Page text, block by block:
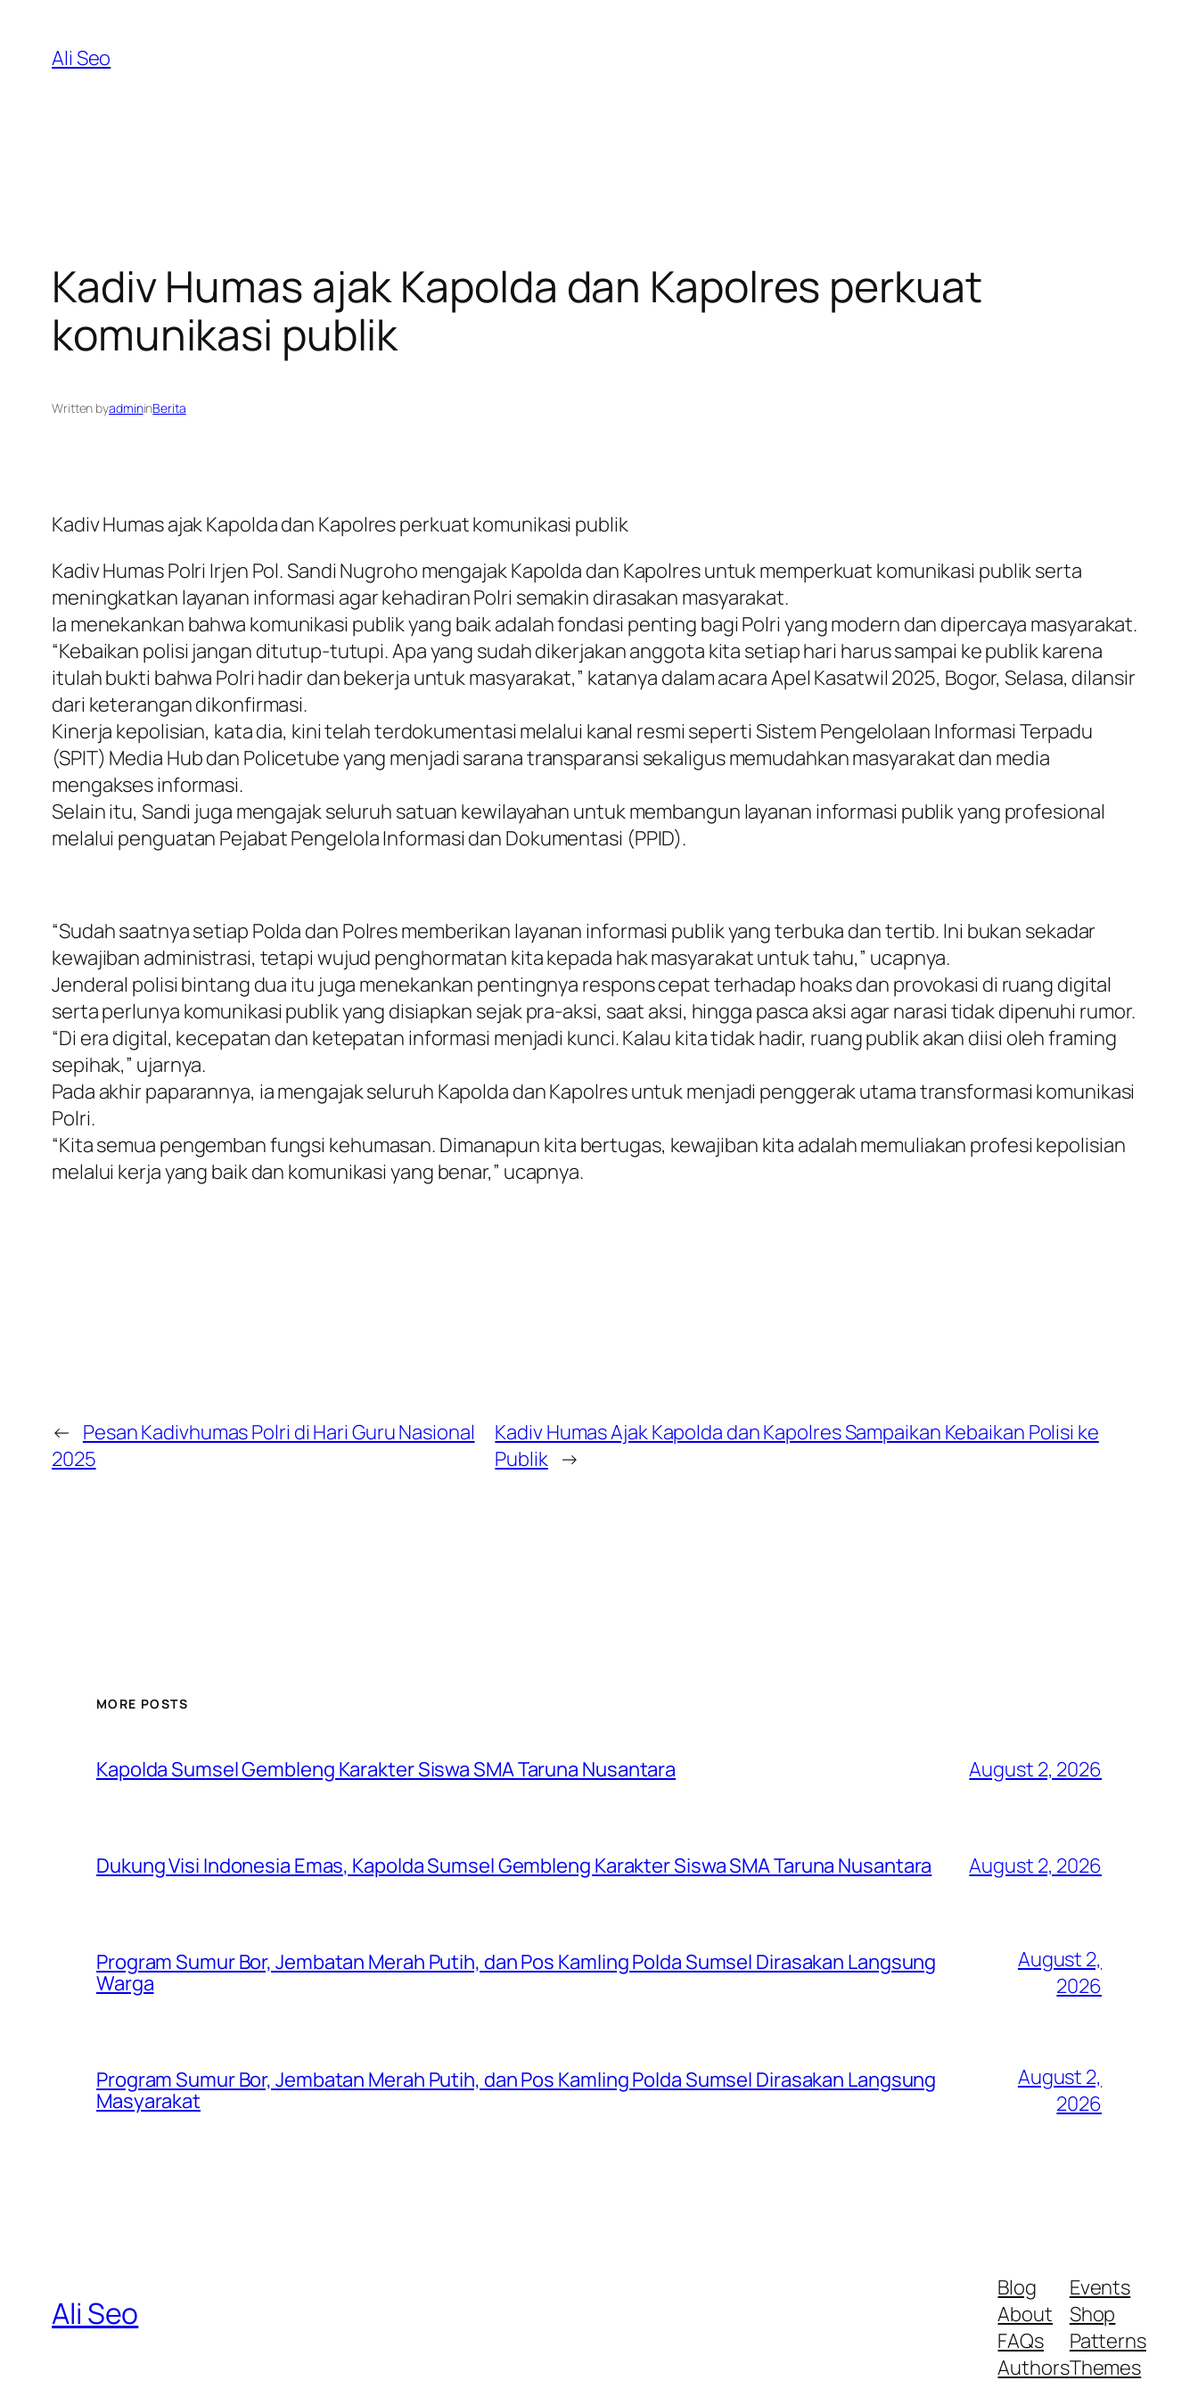
content
Ali Seo
Kadiv Humas ajak Kapolda dan Kapolres perkuat
komunikasi publik
Written byadmininBerita
Kadiv Humas ajak Kapolda dan Kapolres perkuat komunikasi publik
Kadiv Humas Polri Irjen Pol. Sandi Nugroho mengajak Kapolda dan Kapolres untuk memperkuat komunikasi publik serta
meningkatkan layanan informasi agar kehadiran Polri semakin dirasakan masyarakat.
Ia menekankan bahwa komunikasi publik yang baik adalah fondasi penting bagi Polri yang modern dan dipercaya masyarakat.
“Kebaikan polisi jangan ditutup-tutupi. Apa yang sudah dikerjakan anggota kita setiap hari harus sampai ke publik karena
itulah bukti bahwa Polri hadir dan bekerja untuk masyarakat,” katanya dalam acara Apel Kasatwil 2025, Bogor, Selasa, dilansir
dari keterangan dikonfirmasi.
Kinerja kepolisian, kata dia, kini telah terdokumentasi melalui kanal resmi seperti Sistem Pengelolaan Informasi Terpadu
(SPIT) Media Hub dan Policetube yang menjadi sarana transparansi sekaligus memudahkan masyarakat dan media
mengakses informasi.
Selain itu, Sandi juga mengajak seluruh satuan kewilayahan untuk membangun layanan informasi publik yang profesional
melalui penguatan Pejabat Pengelola Informasi dan Dokumentasi (PPID).
“Sudah saatnya setiap Polda dan Polres memberikan layanan informasi publik yang terbuka dan tertib. Ini bukan sekadar
kewajiban administrasi, tetapi wujud penghormatan kita kepada hak masyarakat untuk tahu,” ucapnya.
Jenderal polisi bintang dua itu juga menekankan pentingnya respons cepat terhadap hoaks dan provokasi di ruang digital
serta perlunya komunikasi publik yang disiapkan sejak pra-aksi, saat aksi, hingga pasca aksi agar narasi tidak dipenuhi rumor.
“Di era digital, kecepatan dan ketepatan informasi menjadi kunci. Kalau kita tidak hadir, ruang publik akan diisi oleh framing
sepihak,” ujarnya.
Pada akhir paparannya, ia mengajak seluruh Kapolda dan Kapolres untuk menjadi penggerak utama transformasi komunikasi
Polri.
“Kita semua pengemban fungsi kehumasan. Dimanapun kita bertugas, kewajiban kita adalah memuliakan profesi kepolisian
melalui kerja yang baik dan komunikasi yang benar,” ucapnya.
← Pesan Kadivhumas Polri di Hari Guru Nasional
2025
Kadiv Humas Ajak Kapolda dan Kapolres Sampaikan Kebaikan Polisi ke
Publik →
MORE POSTS
Kapolda Sumsel Gembleng Karakter Siswa SMA Taruna Nusantara August 2, 2026
Dukung Visi Indonesia Emas, Kapolda Sumsel Gembleng Karakter Siswa SMA Taruna Nusantara August 2, 2026
Program Sumur Bor, Jembatan Merah Putih, dan Pos Kamling Polda Sumsel Dirasakan Langsung
Warga
August 2,
2026
Program Sumur Bor, Jembatan Merah Putih, dan Pos Kamling Polda Sumsel Dirasakan Langsung
Masyarakat
August 2,
2026
Ali Seo
Blog
About
FAQs
Authors
Events
Shop
Patterns
Themes